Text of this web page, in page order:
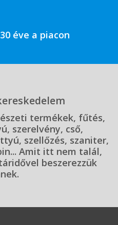
éve a piacon
termékek, fűtés,
szerelvény, cső,
szellőzés, szaniter,
Amit itt nem talál,
beszerezzük